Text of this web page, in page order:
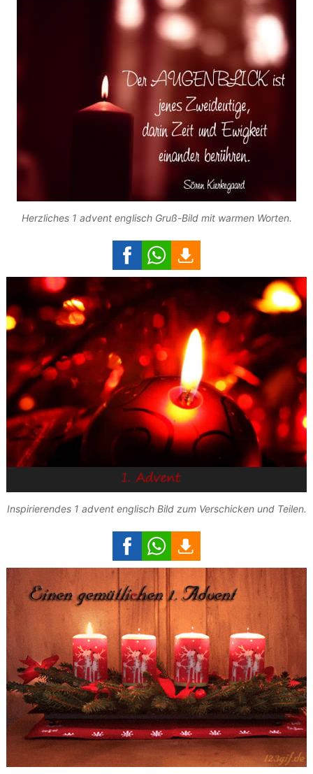
Herzliches 1 advent englisch Gruß-Bild mit warmen Worten.
Inspirierendes 1 advent englisch Bild zum Verschicken und Teilen.